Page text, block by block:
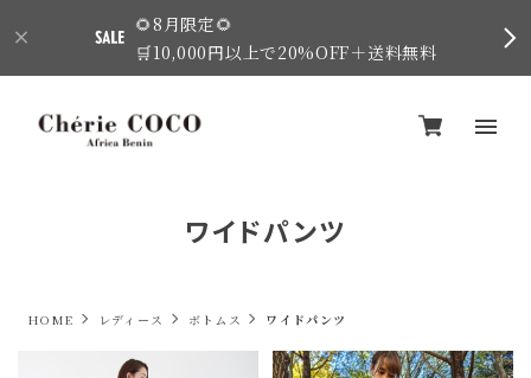
🌻8月限定🌻
🛒10,000円以上で20%OFF＋送料無料
ワイドパンツ
HOME レディース ボトムス ワイドパンツ